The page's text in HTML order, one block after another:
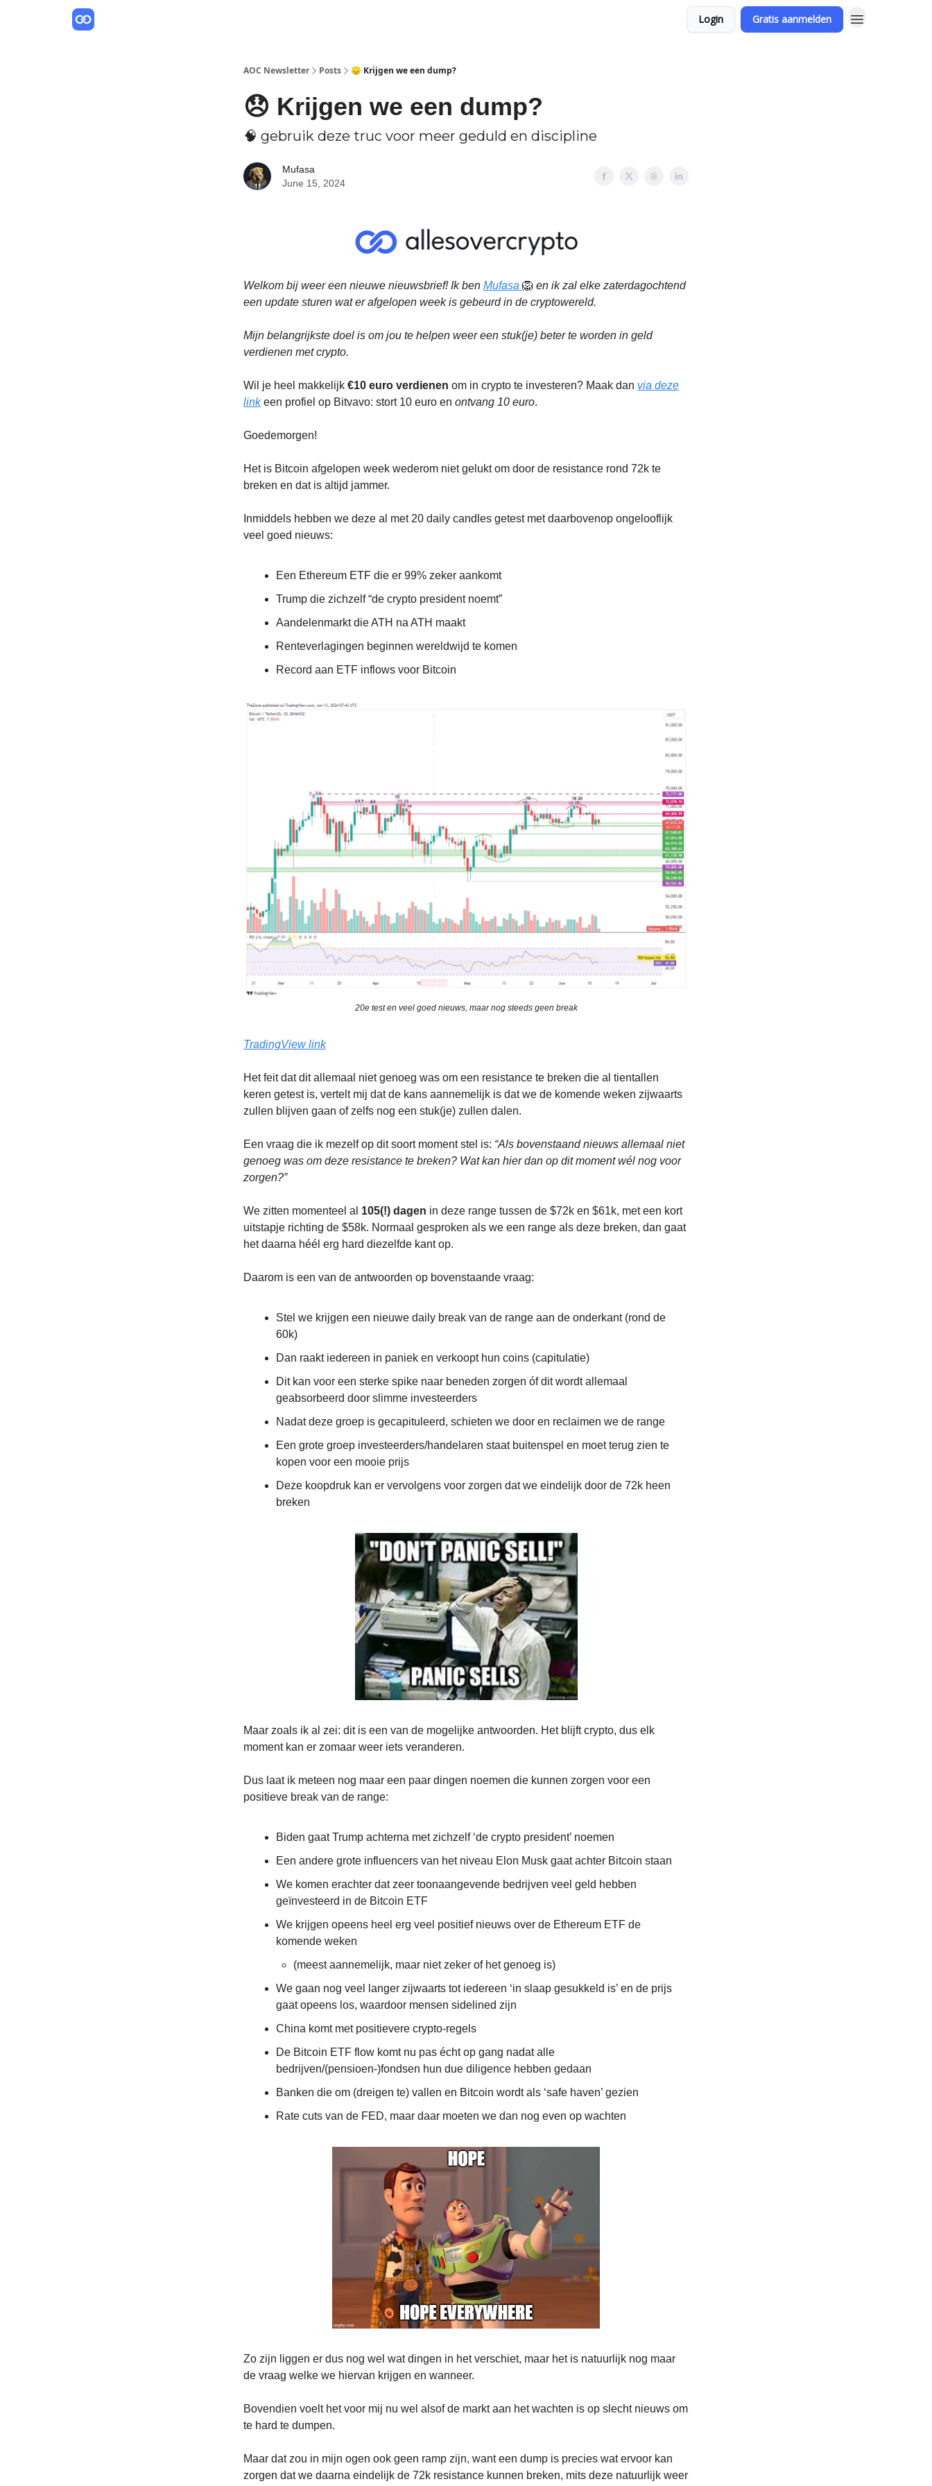
Login Gratis aanmelden
AOC Newsletter Posts 😞 Krijgen we een dump?
😞 Krijgen we een dump?
🧠 gebruik deze truc voor meer geduld en discipline
Mufasa
June 15, 2024
Welkom bij weer een nieuwe nieuwsbrief! Ik ben Mufasa 🦁 en ik zal elke zaterdagochtend
een update sturen wat er afgelopen week is gebeurd in de cryptowereld.
Mijn belangrijkste doel is om jou te helpen weer een stuk(je) beter te worden in geld
verdienen met crypto.
Wil je heel makkelijk €10 euro verdienen om in crypto te investeren? Maak dan via deze
linkeen profiel op Bitvavo: stort 10 euro en ontvang 10 euro.
Goedemorgen!
Het is Bitcoin afgelopen week wederom niet gelukt om door de resistance rond 72k te
breken en dat is altijd jammer.
Inmiddels hebben we deze al met 20 daily candles getest met daarbovenop ongelooflijk
veel goed nieuws:
Een Ethereum ETF die er 99% zeker aankomt
Trump die zichzelf “de crypto president noemt”
Aandelenmarkt die ATH na ATH maakt
Renteverlagingen beginnen wereldwijd te komen
Record aan ETF inflows voor Bitcoin
20e test en veel goed nieuws, maar nog steeds geen break
TradingView link
Het feit dat dit allemaal niet genoeg was om een resistance te breken die al tientallen
keren getest is, vertelt mij dat de kans aannemelijk is dat we de komende weken zijwaarts
zullen blijven gaan of zelfs nog een stuk(je) zullen dalen.
Een vraag die ik mezelf op dit soort moment stel is: “Als bovenstaand nieuws allemaal niet
genoeg was om deze resistance te breken? Wat kan hier dan op dit moment wél nog voor
zorgen?”
We zitten momenteel al 105(!) dagen in deze range tussen de $72k en $61k, met een kort
uitstapje richting de $58k. Normaal gesproken als we een range als deze breken, dan gaat
het daarna héél erg hard diezelfde kant op.
Daarom is een van de antwoorden op bovenstaande vraag:
Stel we krijgen een nieuwe daily break van de range aan de onderkant (rond de
60k)
Dan raakt iedereen in paniek en verkoopt hun coins (capitulatie)
Dit kan voor een sterke spike naar beneden zorgen óf dit wordt allemaal
geabsorbeerd door slimme investeerders
Nadat deze groep is gecapituleerd, schieten we door en reclaimen we de range
Een grote groep investeerders/handelaren staat buitenspel en moet terug zien te
kopen voor een mooie prijs
Deze koopdruk kan er vervolgens voor zorgen dat we eindelijk door de 72k heen
breken
Maar zoals ik al zei: dit is een van de mogelijke antwoorden. Het blijft crypto, dus elk
moment kan er zomaar weer iets veranderen.
Dus laat ik meteen nog maar een paar dingen noemen die kunnen zorgen voor een
positieve break van de range:
Biden gaat Trump achterna met zichzelf ‘de crypto president’ noemen
Een andere grote influencers van het niveau Elon Musk gaat achter Bitcoin staan
We komen erachter dat zeer toonaangevende bedrijven veel geld hebben
geïnvesteerd in de Bitcoin ETF
We krijgen opeens heel erg veel positief nieuws over de Ethereum ETF de
komende weken
(meest aannemelijk, maar niet zeker of het genoeg is)
We gaan nog veel langer zijwaarts tot iedereen ‘in slaap gesukkeld is’ en de prijs
gaat opeens los, waardoor mensen sidelined zijn
China komt met positievere crypto-regels
De Bitcoin ETF flow komt nu pas écht op gang nadat alle
bedrijven/(pensioen-)fondsen hun due diligence hebben gedaan
Banken die om (dreigen te) vallen en Bitcoin wordt als ‘safe haven’ gezien
Rate cuts van de FED, maar daar moeten we dan nog even op wachten
Zo zijn liggen er dus nog wel wat dingen in het verschiet, maar het is natuurlijk nog maar
de vraag welke we hiervan krijgen en wanneer.
Bovendien voelt het voor mij nu wel alsof de markt aan het wachten is op slecht nieuws om
te hard te dumpen.
Maar dat zou in mijn ogen ook geen ramp zijn, want een dump is precies wat ervoor kan
zorgen dat we daarna eindelijk de 72k resistance kunnen breken, mits deze natuurlijk weer